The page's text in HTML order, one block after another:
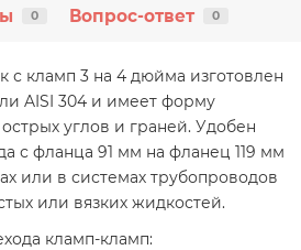
0 Вопрос-ответ 0
с кламп 3 на 4 дюйма изготовлен
AISI 304 и имеет форму
углов и граней. Удобен
с фланца 91 мм на фланец 119 мм
или в системах трубопроводов
или вязких жидкостей.
кламп-кламп: